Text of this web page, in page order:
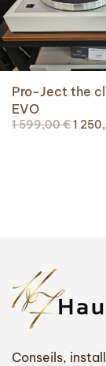
Pro-Ject the
EVO
1 599,00€Le
1
Conseils,